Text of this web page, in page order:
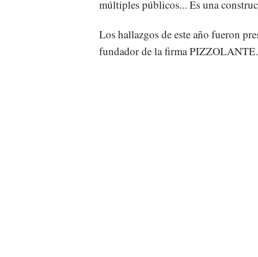
múltiples públicos... Es una
Los hallazgos de este año fueron
fundador de la firma PIZZOLANTE.